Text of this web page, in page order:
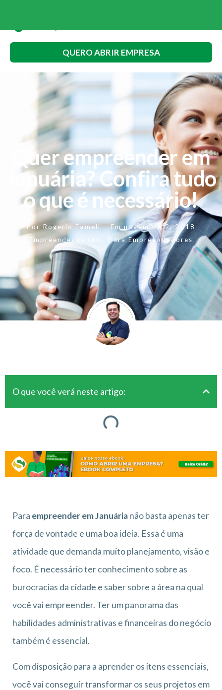
QUERO ABRIR EMPRESA
Quer empreender em
Januária? Confira tudo
o que é necessário!
Por Rogerio Fameli Em novembro 2, 2018
Empreendedorismo , Para Empreendedores
O que você verá neste artigo:
Para empreender em Januárianão basta apenas ter
força de vontade e uma boa ideia. Essa é uma
atividade que demanda muito planejamento, visão e
foco. É necessário ter conhecimento sobre as
burocracias da cidade e saber sobre a área na qual
você vai empreender. Ter um panorama das
habilidades administrativas e financeiras do negócio
também é essencial.
Com disposição para a aprender os itens essenciais,
você vai conseguir transformar os seus projetos em